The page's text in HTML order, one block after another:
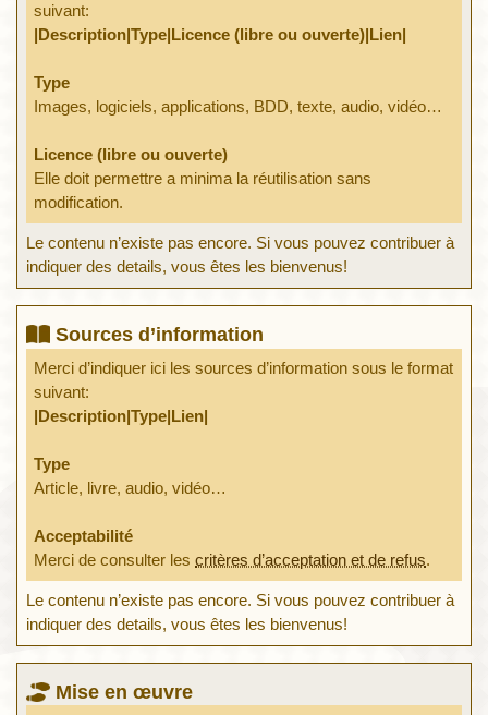
suivant:
|Description|Type|Licence (libre ou ouverte)|Lien|
Type
Images, logiciels, applications, BDD, texte, audio, vidéo…
Licence (libre ou ouverte)
Elle doit permettre a minima la réutilisation sans
modification.
Le contenu n’existe pas encore. Si vous pouvez contribuer à
indiquer des details, vous êtes les bienvenus!
Sources d’information
Merci d’indiquer ici les sources d’information sous le format
suivant:
|Description|Type|Lien|
Type
Article, livre, audio, vidéo…
Acceptabilité
Merci de consulter lescritères d’acceptation et de refus.
Le contenu n’existe pas encore. Si vous pouvez contribuer à
indiquer des details, vous êtes les bienvenus!
Mise en œuvre